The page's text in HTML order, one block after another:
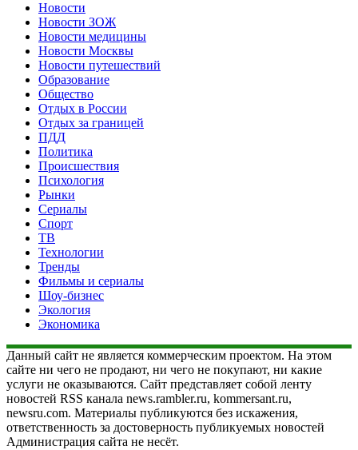
Новости
Новости ЗОЖ
Новости медицины
Новости Москвы
Новости путешествий
Образование
Общество
Отдых в России
Отдых за границей
ПДД
Политика
Происшествия
Психология
Рынки
Сериалы
Спорт
ТВ
Технологии
Тренды
Фильмы и сериалы
Шоу-бизнес
Экология
Экономика
Данный сайт не является коммерческим проектом. На этом
сайте ни чего не продают, ни чего не покупают, ни какие
услуги не оказываются. Сайт представляет собой ленту
новостей RSS канала news.rambler.ru, kommersant.ru,
newsru.com. Материалы публикуются без искажения,
ответственность за достоверность публикуемых новостей
Администрация сайта не несёт.